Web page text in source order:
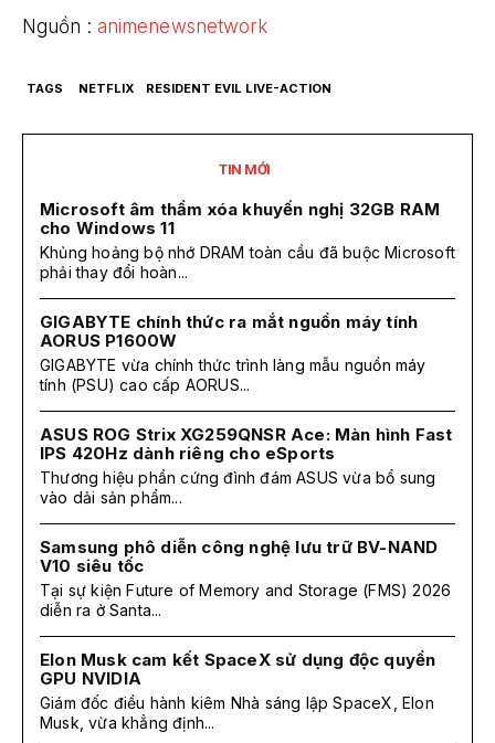
Nguồn : animenewsnetwork
TAGS NETFLIX RESIDENT EVIL LIVE-ACTION
TIN MỚI
Microsoft âm thầm xóa khuyến nghị 32GB RAM
cho Windows 11
Khủng hoảng bộ nhớ DRAM toàn cầu đã buộc Microsoft
phải thay đổi hoàn...
GIGABYTE chính thức ra mắt nguồn máy tính
AORUS P1600W
GIGABYTE vừa chính thức trình làng mẫu nguồn máy
tính (PSU) cao cấp AORUS...
ASUS ROG Strix XG259QNSR Ace: Màn hình Fast
IPS 420Hz dành riêng cho eSports
Thương hiệu phần cứng đình đám ASUS vừa bổ sung
vào dải sản phẩm...
Samsung phô diễn công nghệ lưu trữ BV-NAND
V10 siêu tốc
Tại sự kiện Future of Memory and Storage (FMS) 2026
diễn ra ở Santa...
Elon Musk cam kết SpaceX sử dụng độc quyền
GPU NVIDIA
Giám đốc điều hành kiêm Nhà sáng lập SpaceX, Elon
Musk, vừa khẳng định...